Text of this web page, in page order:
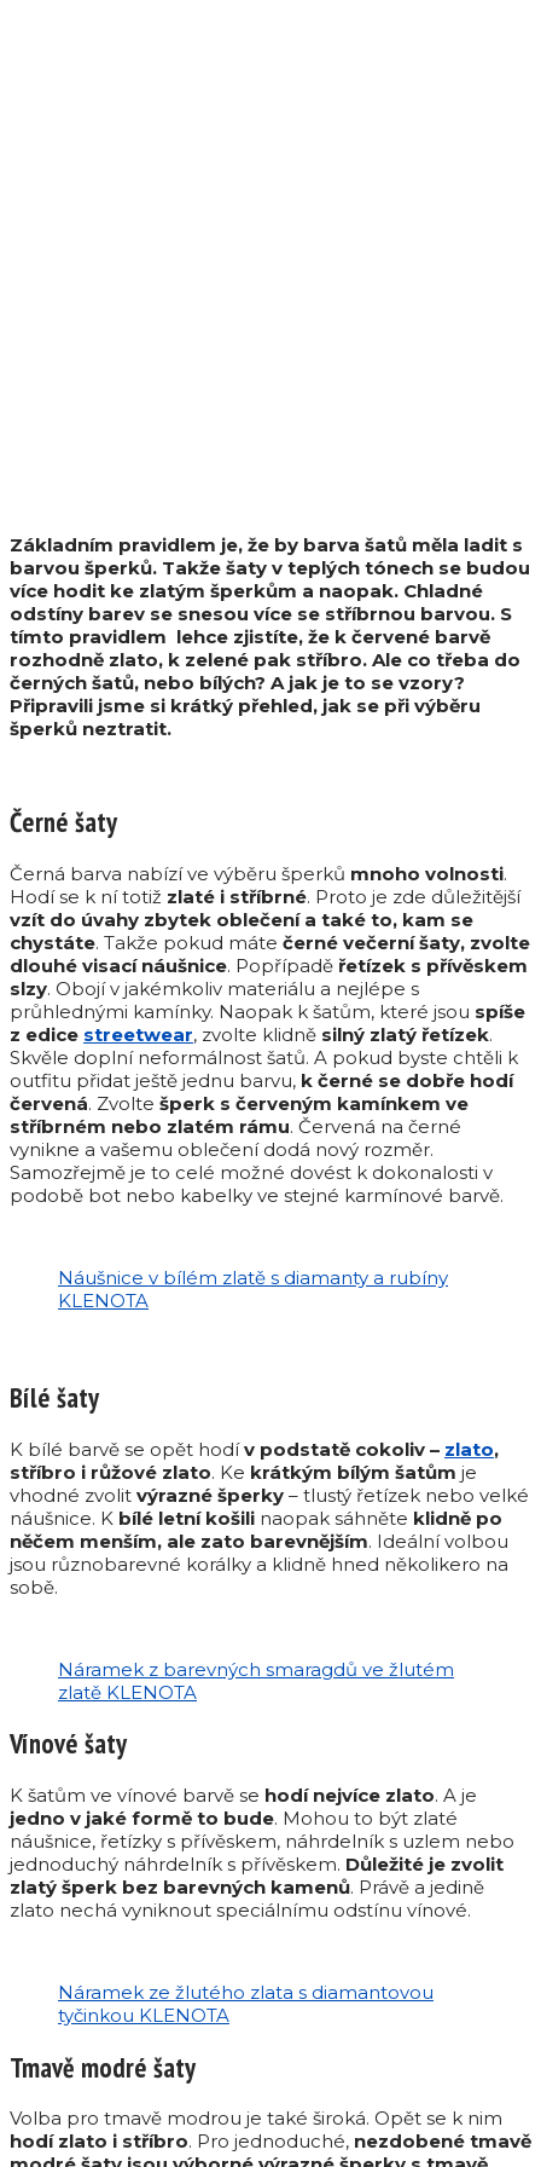
Základním pravidlem je, že by barva šatů měla ladit s
barvou šperků. Takže šaty v teplých tónech se budou
více hodit ke zlatým šperkům a naopak. Chladné
odstíny barev se snesou více se stříbrnou barvou. S
tímto pravidlem lehce zjistíte, že k červené barvě
rozhodně zlato, k zelené pak stříbro. Ale co třeba do
černých šatů, nebo bílých? A jak je to se vzory?
Připravili jsme si krátký přehled, jak se při výběru
šperků neztratit.
Černé šaty
Černá barva nabízí ve výběru šperků mnoho volnosti.
Hodí se k ní totiž zlaté i stříbrné. Proto je zde důležitější
vzít do úvahy zbytek oblečení a také to, kam se
chystáte. Takže pokud máte černé večerní šaty, zvolte
dlouhé visací náušnice. Popřípadě řetízek s přívěskem
slzy. Obojí v jakémkoliv materiálu a nejlépe s
průhlednými kamínky. Naopak k šatům, které jsou spíše
z edice streetwear, zvolte klidně silný zlatý řetízek.
Skvěle doplní neformálnost šatů. A pokud byste chtěli k
outfitu přidat ještě jednu barvu, k černé se dobře hodí
červená. Zvolte šperk s červeným kamínkem ve
stříbrném nebo zlatém rámu. Červená na černé
vynikne a vašemu oblečení dodá nový rozměr.
Samozřejmě je to celé možné dovést k dokonalosti v
podobě bot nebo kabelky ve stejné karmínové barvě.
Náušnice v bílém zlatě s diamanty a rubíny
KLENOTA
Bílé šaty
K bílé barvě se opět hodív podstatě cokoliv – zlato,
stříbro i růžové zlato. Ke krátkým bílým šatům je
vhodné zvolit výrazné šperky – tlustý řetízek nebo velké
náušnice. K bílé letní košili naopak sáhněte klidně po
něčem menším, ale zato barevnějším. Ideální volbou
jsou různobarevné korálky a klidně hned několikero na
sobě.
Náramek z barevných smaragdů ve žlutém
zlatě KLENOTA
Vínové šaty
K šatům ve vínové barvě se hodí nejvíce zlato. A je
jedno v jaké formě to bude. Mohou to být zlaté
náušnice, řetízky s přívěskem, náhrdelník s uzlem nebo
jednoduchý náhrdelník s přívěskem. Důležité je zvolit
zlatý šperk bez barevných kamenů. Právě a jedině
zlato nechá vyniknout speciálnímu odstínu vínové.
Náramek ze žlutého zlata s diamantovou
tyčinkou KLENOTA
Tmavě modré šaty
Volba pro tmavě modrou je také široká. Opět se k nim
hodí zlato i stříbro. Pro jednoduché, nezdobené tmavě